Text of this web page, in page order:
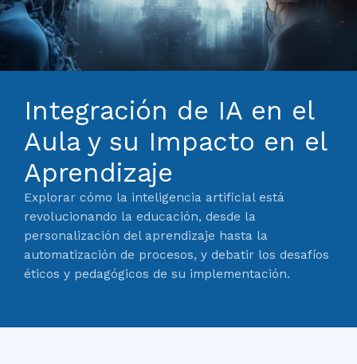
Integración de IA en el
Aula y su Impacto en el
Aprendizaje
Explorar cómo la inteligencia artificial está
revolucionando la educación, desde la
personalización del aprendizaje hasta la
automatización de procesos, y debatir los desafíos
éticos y pedagógicos de su implementación.